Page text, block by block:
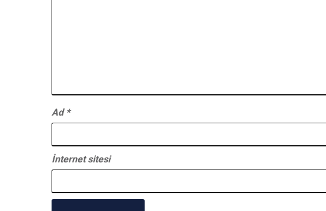
Ad *
İnternet sitesi